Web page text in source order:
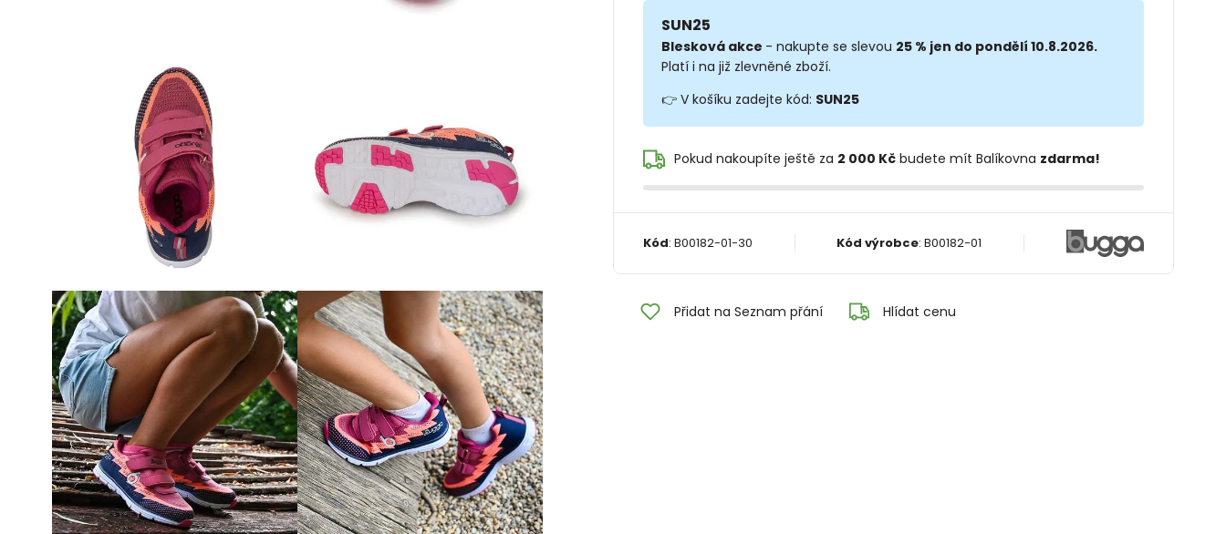
SUN25
Blesková akce - nakupte se slevou 25 % jen do pondělí 10.8.2026.
Platí i na již zlevněné zboží.
👉 V košíku zadejte kód: SUN25
Pokud nakoupíte ještě za 2 000 Kčbudete mít Balíkovna zdarma!
Kód: B00182-01-30 Kód výrobce:B00182-01
Přidat na Seznam přání Hlídat cenu